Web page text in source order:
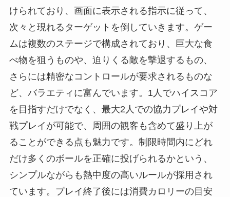
けられており、画面に表示される指示に従って、
次々と現れるターゲットを倒していきます。ゲー
ムは複数のステージで構成されており、巨大な食
べ物を狙うものや、迫りくる敵を撃退するもの、
さらには精密なコントロールが要求されるものな
ど、バラエティに富んでいます。1人でハイスコア
を目指すだけでなく、最大2人での協力プレイや対
戦プレイが可能で、周囲の観客も含めて盛り上が
ることができる点も魅力です。制限時間内にどれ
だけ多くのボールを正確に投げられるかという、
シンプルながらも熱中度の高いルールが採用され
ています。プレイ終了後には消費カロリーの目安